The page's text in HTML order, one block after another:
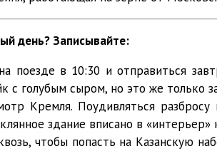
день? Записывайте:
поезде в 10:30 и отправиться
с голубым сыром, но это же только
Кремля. Поудивляться
здание вписано в
чтобы попасть на Казанскую